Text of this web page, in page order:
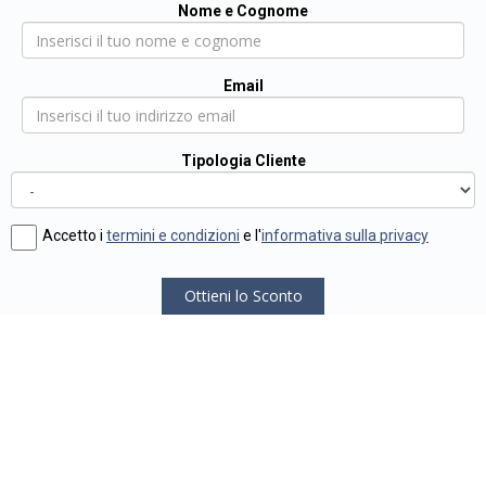
Nome e Cognome
Email
Tipologia Cliente
Accetto i termini e condizioni e l'informativa sulla privacy
Ottieni lo Sconto